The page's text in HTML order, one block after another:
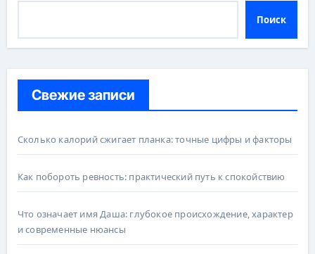
Поиск
Свежие записи
Сколько калорий сжигает планка: точные цифры и факторы
Как побороть ревность: практический путь к спокойствию
Что означает имя Даша: глубокое происхождение, характер
и современные нюансы